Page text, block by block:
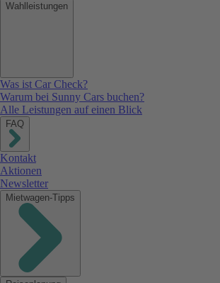
Wahlleistungen
Was ist Car Check?
Warum bei Sunny Cars buchen?
Alle Leistungen auf einen Blick
FAQ
Kontakt
Aktionen
Newsletter
Mietwagen-Tipps